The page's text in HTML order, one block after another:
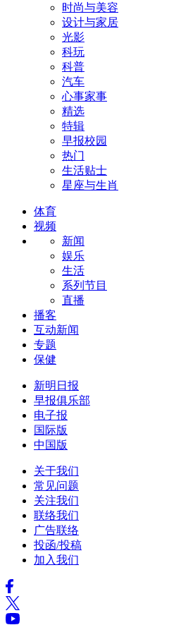
时尚与美容
设计与家居
光影
科玩
科普
汽车
心事家事
精选
特辑
早报校园
热门
生活贴士
星座与生肖
体育
视频
新闻
娱乐
生活
系列节目
直播
播客
互动新闻
专题
保健
新明日报
早报俱乐部
电子报
国际版
中国版
关于我们
常见问题
关注我们
联络我们
广告联络
投函/投稿
加入我们